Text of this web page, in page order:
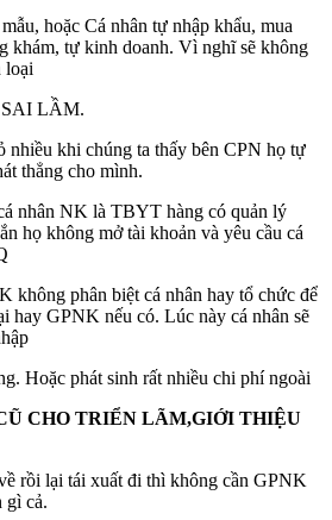
hoặc Cá nhân tự nhập khẩu, mua
khám, tự kinh doanh. Vì nghĩ sẽ không
loại
LẦM.
nhiều khi chúng ta thấy bên CPN họ tự
thẳng cho mình.
nhân NK là TBYT hàng có quản lý
họ không mở tài khoản và yêu cầu cá
không phân biệt cá nhân hay tổ chức để
hay GPNK nếu có. Lúc này cá nhân sẽ
Hoặc phát sinh rất nhiều chi phí ngoài
CHO TRIỂN LÃM,GIỚI THIỆU
rồi lại tái xuất đi thì không cần GPNK
gì cả.